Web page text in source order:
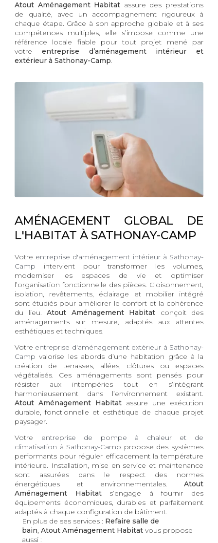
Atout Aménagement Habitat assure des prestations
de qualité, avec un accompagnement rigoureux à
chaque étape. Grâce à son approche globale et à ses
compétences multiples, elle s’impose comme une
référence locale fiable pour tout projet mené par
votre entreprise d’aménagement intérieur et
extérieur à Sathonay-Camp.
AMÉNAGEMENT GLOBAL DE
L'HABITAT À SATHONAY-CAMP
Votre entreprise d'aménagement intérieur à Sathonay-
Camp intervient pour transformer les volumes,
moderniser les espaces de vie et optimiser
l’organisation fonctionnelle des pièces. Cloisonnement,
isolation, revêtements, éclairage et mobilier intégré
sont étudiés pour améliorer le confort et la cohérence
du lieu. Atout Aménagement Habitat conçoit des
aménagements sur mesure, adaptés aux attentes
esthétiques et techniques.
Votre entreprise d'aménagement extérieur à Sathonay-
Camp valorise les abords d’une habitation grâce à la
création de terrasses, allées, clôtures ou espaces
végétalisés. Ces aménagements sont pensés pour
résister aux intempéries tout en s’intégrant
harmonieusement dans l’environnement existant.
Atout Aménagement Habitat assure une exécution
durable, fonctionnelle et esthétique de chaque projet
paysager.
Votre entreprise de pompe à chaleur et de
climatisation à Sathonay-Camp propose des systèmes
performants pour réguler efficacement la température
intérieure. Installation, mise en service et maintenance
sont assurées dans le respect des normes
énergétiques et environnementales. Atout
Aménagement Habitats’engage à fournir des
équipements économiques, durables et parfaitement
adaptés à chaque configuration de bâtiment.
En plus de ses services : Refaire salle de
bain, Atout Aménagement Habitat vous propose
aussi :